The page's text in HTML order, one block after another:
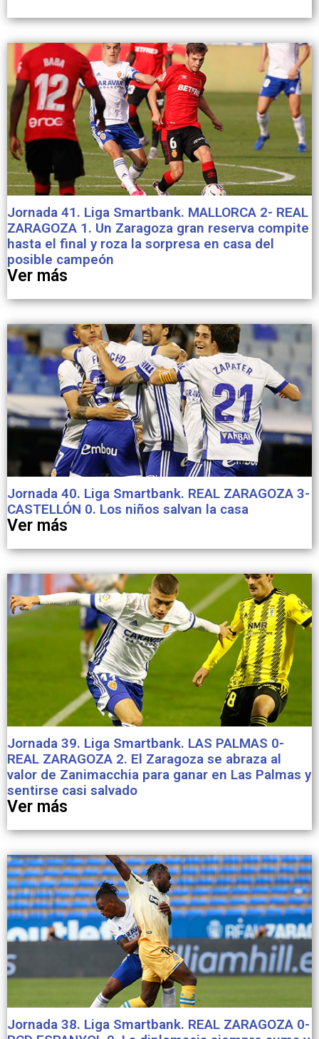
Jornada 41. Liga Smartbank. MALLORCA 2- REAL
ZARAGOZA 1. Un Zaragoza gran reserva compite
hasta el final y roza la sorpresa en casa del
posible campeón
Ver más
Jornada 40. Liga Smartbank. REAL ZARAGOZA 3-
CASTELLÓN 0. Los niños salvan la casa
Ver más
Jornada 39. Liga Smartbank. LAS PALMAS 0-
REAL ZARAGOZA 2. El Zaragoza se abraza al
valor de Zanimacchia para ganar en Las Palmas y
sentirse casi salvado
Ver más
Jornada 38. Liga Smartbank. REAL ZARAGOZA 0-